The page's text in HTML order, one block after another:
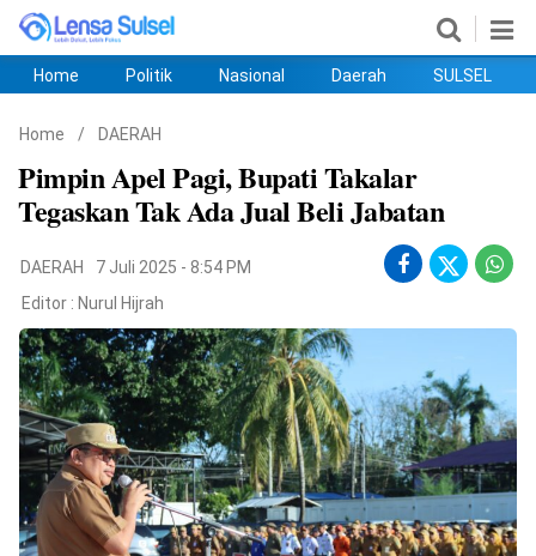
©
Copyright
2026
lensasulsel.com
All
Right
Reserved
Home Politik Nasional Daerah SULSEL
Home / DAERAH
Pimpin Apel Pagi, Bupati Takalar
Tegaskan Tak Ada Jual Beli Jabatan
DAERAH
7 Juli 2025 - 8:54 PM
Editor : Nurul Hijrah